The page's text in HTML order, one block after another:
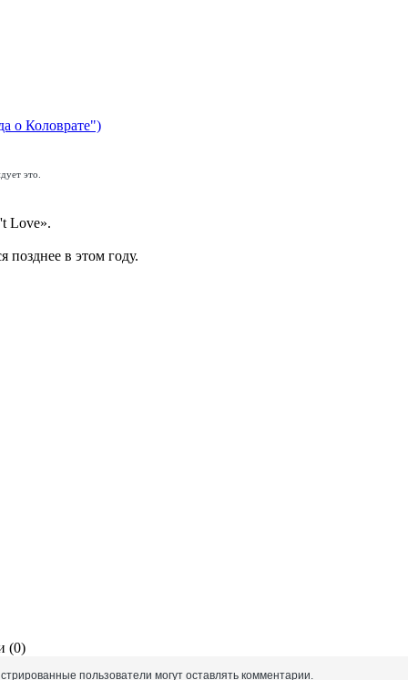
о Коловрате")
это.
Love».
позднее в этом году.
(0)
пользователи могут оставлять комментарии.